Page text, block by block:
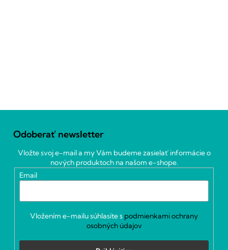
Odoberať newsletter
Vložte svoj e-mail a my Vám budeme zasielať informácie o
nových produktoch na našom e-shope.
Email
Vložením e-mailu súhlasíte s podmienkami ochrany
osobných údajov